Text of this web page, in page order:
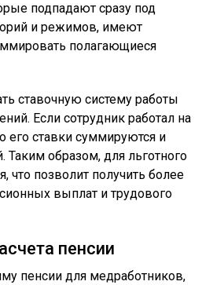
подпадают сразу под
и режимов, имеют
полагающиеся
ставочную систему работы
Если сотрудник работал на
его ставки суммируются и
Таким образом, для льготного
что позволит получить более
выплат и трудового
пенсии
пенсии для медработников,